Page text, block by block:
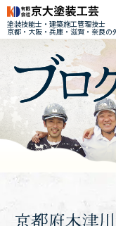
塗装技能士・建築施工管理技士
京都・大阪・兵庫・滋賀・奈良の
京都府木津